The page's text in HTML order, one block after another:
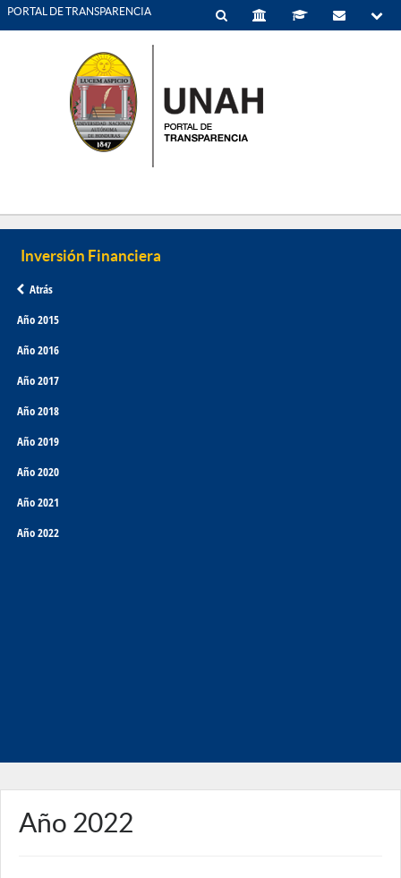
PORTAL DE TRANSPARENCIA
Atrás
Año 2015
Año 2016
Año 2017
Año 2018
Año 2019
Año 2020
Año 2021
Año 2022
Año 2022